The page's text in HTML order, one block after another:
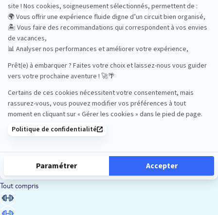
Road Trips
Safari
Sénior
Tout compris